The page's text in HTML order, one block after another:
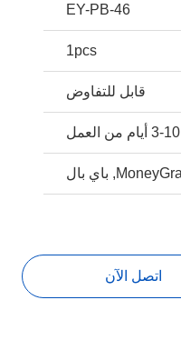
EY-PB-46
1pcs
قابل للتفاوض
3-10 أيام من العمل
اتصل الآن